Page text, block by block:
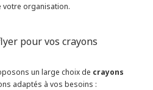
votre organisation.
pour vos crayons
un large choix de crayons
adaptés à vos besoins :